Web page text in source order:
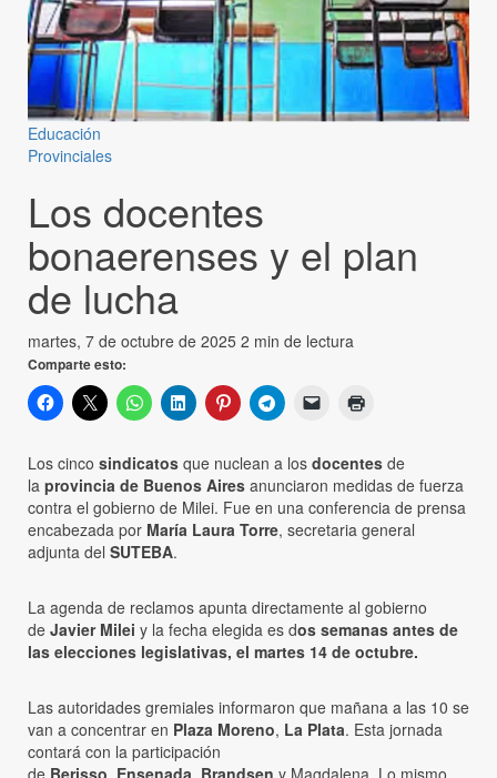
Educación
Provinciales
Los docentes
bonaerenses y el plan
de lucha
martes, 7 de octubre de 2025 2 min de lectura
Comparte esto:
Los cinco sindicatos que nuclean a los docentes de
la provincia de Buenos Aires anunciaron medidas de fuerza
contra el gobierno de Milei. Fue en una conferencia de prensa
encabezada por María Laura Torre, secretaria general
adjunta del SUTEBA.
La agenda de reclamos apunta directamente al gobierno
de Javier Milei y la fecha elegida es dos semanas antes de
las elecciones legislativas, el martes 14 de octubre.
Las autoridades gremiales informaron que mañana a las 10 se
van a concentrar en Plaza Moreno, La Plata. Esta jornada
contará con la participación
de Berisso Ensenada Brandsen y Magdalena. Lo mismo